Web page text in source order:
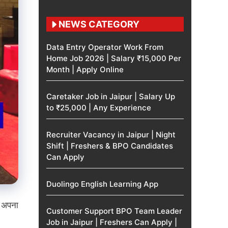
NEWS CATEGORY
Data Entry Operator Work From
Home Job 2026 | Salary ₹15,000 Per
Month | Apply Online
Caretaker Job in Jaipur | Salary Up
to ₹25,000 | Any Experience
Recruiter Vacancy in Jaipur | Night
Shift | Freshers & BPO Candidates
Can Apply
Duolingo English Learning App
Customer Support BPO Team Leader
Job in Jaipur | Freshers Can Apply |